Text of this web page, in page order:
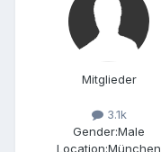
Mitglieder
3.1k
Gender:Male
Location:München